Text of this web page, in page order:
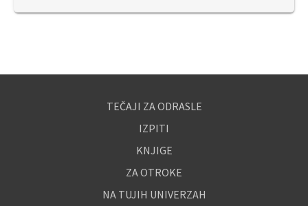
TEČAJI ZA ODRASLE
IZPITI
KNJIGE
ZA OTROKE
NA TUJIH UNIVERZAH